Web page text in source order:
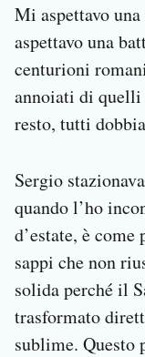
Mi aspettavo
aspettavo una
centurioni
annoiati di quelli
resto, tutti
Sergio
quando l’ho
d’estate, è
sappi che non
solida perché il
trasformato
sublime. Questo